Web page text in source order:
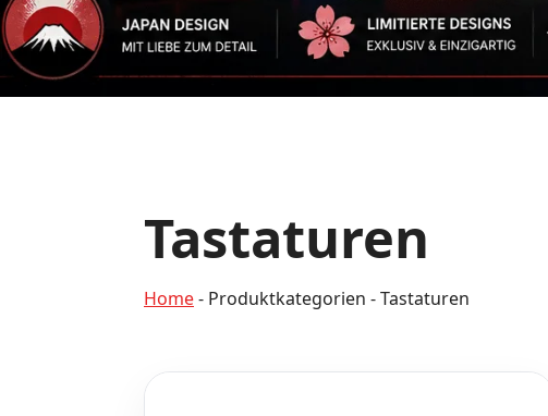
Tastaturen
Home- Produktkategorien -Tastaturen